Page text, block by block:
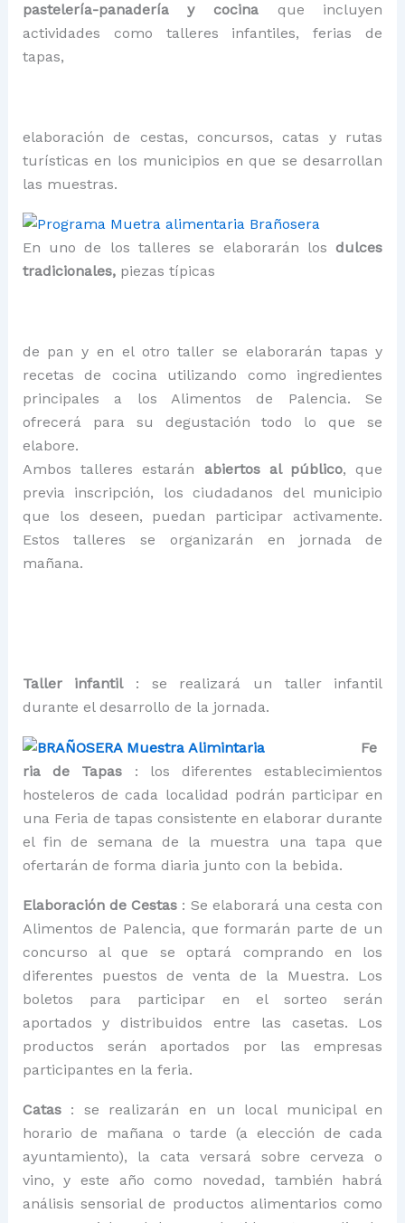
pastelería-panadería y cocina que incluyen
actividades como talleres infantiles, ferias de
tapas,
elaboración de cestas, concursos, catas y rutas
turísticas en los municipios en que se desarrollan
las muestras.
En uno de los talleres se elaborarán los dulces
tradicionales,piezas típicas
de pan y en el otro taller se elaborarán tapas y
recetas de cocina utilizando como ingredientes
principales a los Alimentos de Palencia. Se
ofrecerá para su degustación todo lo que se
elabore.
Ambos talleres estarán abiertos al público, que
previa inscripción, los ciudadanos del municipio
que los deseen, puedan participar activamente.
Estos talleres se organizarán en jornada de
mañana.
Taller infantil: se realizará un taller infantil
durante el desarrollo de la jornada.
Fe
ria de Tapas : los diferentes establecimientos
hosteleros de cada localidad podrán participar en
una Feria de tapas consistente en elaborar durante
el fin de semana de la muestra una tapa que
ofertarán de forma diaria junto con la bebida.
Elaboración de Cestas : Se elaborará una cesta con
Alimentos de Palencia, que formarán parte de un
concurso al que se optará comprando en los
diferentes puestos de venta de la Muestra. Los
boletos para participar en el sorteo serán
aportados y distribuidos entre las casetas. Los
productos serán aportados por las empresas
participantes en la feria.
Catas: se realizarán en un local municipal en
horario de mañana o tarde (a elección de cada
ayuntamiento), la cata versará sobre cerveza o
vino, y este año como novedad, también habrá
análisis sensorial de productos alimentarios como